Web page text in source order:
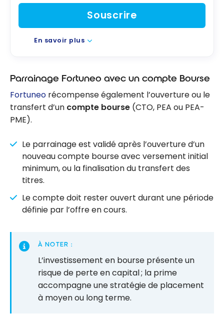
Souscrire
En savoir plus
Parrainage Fortuneo avec un compte Bourse
Fortuneo récompense également l’ouverture ou le
transfert d’un compte bourse (CTO, PEA ou PEA-
PME).
Le parrainage est validé après l’ouverture d’un
nouveau compte bourse avec versement initial
minimum, ou la finalisation du transfert des
titres.
Le compte doit rester ouvert durant une période
définie par l’offre en cours.
À NOTER :
L’investissement en bourse présente un
risque de perte en capital ; la prime
accompagne une stratégie de placement
à moyen ou long terme.